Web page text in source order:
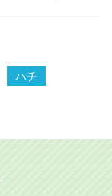
ハチ